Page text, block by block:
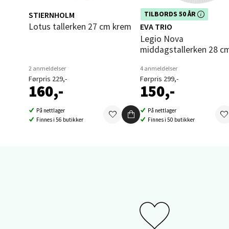
STIERNHOLM
Lotus tallerken 27 cm krem
2 anmeldelser
Førpris 229,-
160,-
På nettlager
Finnes i 56 butikker
TILBORDS 50 ÅR
Dette produktet er inkludert i vår
kampanje. Benytt deg av
dag!
EVA TRIO
Legio Nova
middagstallerken 28
4 anmeldelser
Førpris 299,-
150,-
På nettlager
Finnes i 50 butikker